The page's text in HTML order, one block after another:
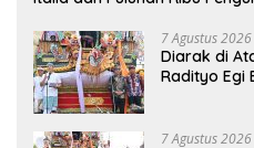
7 Agustus 2026
Diarak di
Radityo Egi
7 Agustus 2026